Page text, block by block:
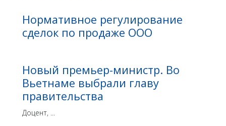
Нормативное регулирование
сделок по продаже ООО
Новый премьер-министр. Во
Вьетнаме выбрали главу
правительства
Доцент, ...